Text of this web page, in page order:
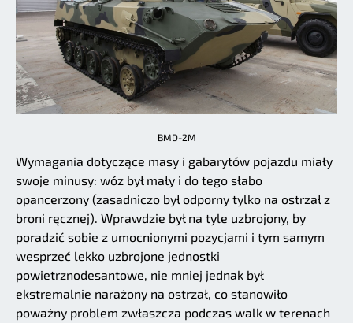
BMD-2M
Wymagania dotyczące masy i gabarytów pojazdu miały
swoje minusy: wóz był mały i do tego słabo
opancerzony (zasadniczo był odporny tylko na ostrzał z
broni ręcznej). Wprawdzie był na tyle uzbrojony, by
poradzić sobie z umocnionymi pozycjami i tym samym
wesprzeć lekko uzbrojone jednostki
powietrznodesantowe, nie mniej jednak był
ekstremalnie narażony na ostrzał, co stanowiło
poważny problem zwłaszcza podczas walk w terenach